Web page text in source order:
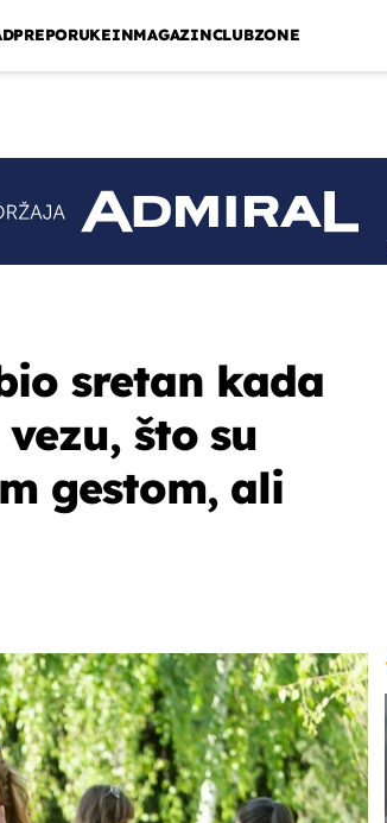
PREPORUKEINMAGAZINCLUBZONE
sretan kada
što su
gestom, ali